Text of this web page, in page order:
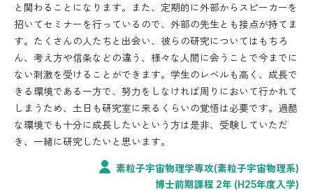
と関わることになります。また、定期的に外部からスピーカーを
招いてセミナーを行っているので、外部の先生とも接点が持てま
す。たくさんの人たちと出会い、彼らの研究についてはもちろ
ん、考え方や信条などの違う、様々な人間に会うことで今までに
ない刺激を受けることができます。学生のレベルも高く、成長で
きる環境である一方で、努力をしなければ周りにおいて行かれて
しまうため、土日も研究室に来るくらいの覚悟は必要です。過酷
な環境でも十分に成長したいという方は是非、受験していただ
き、一緒に研究したいと思います。
素粒子宇宙物理学専攻(素粒子宇宙物理系)
博士前期課程 2年 (H25年度入学)